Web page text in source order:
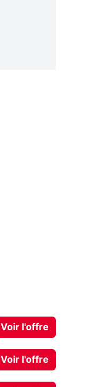
Voir l'offre
Voir l'offre